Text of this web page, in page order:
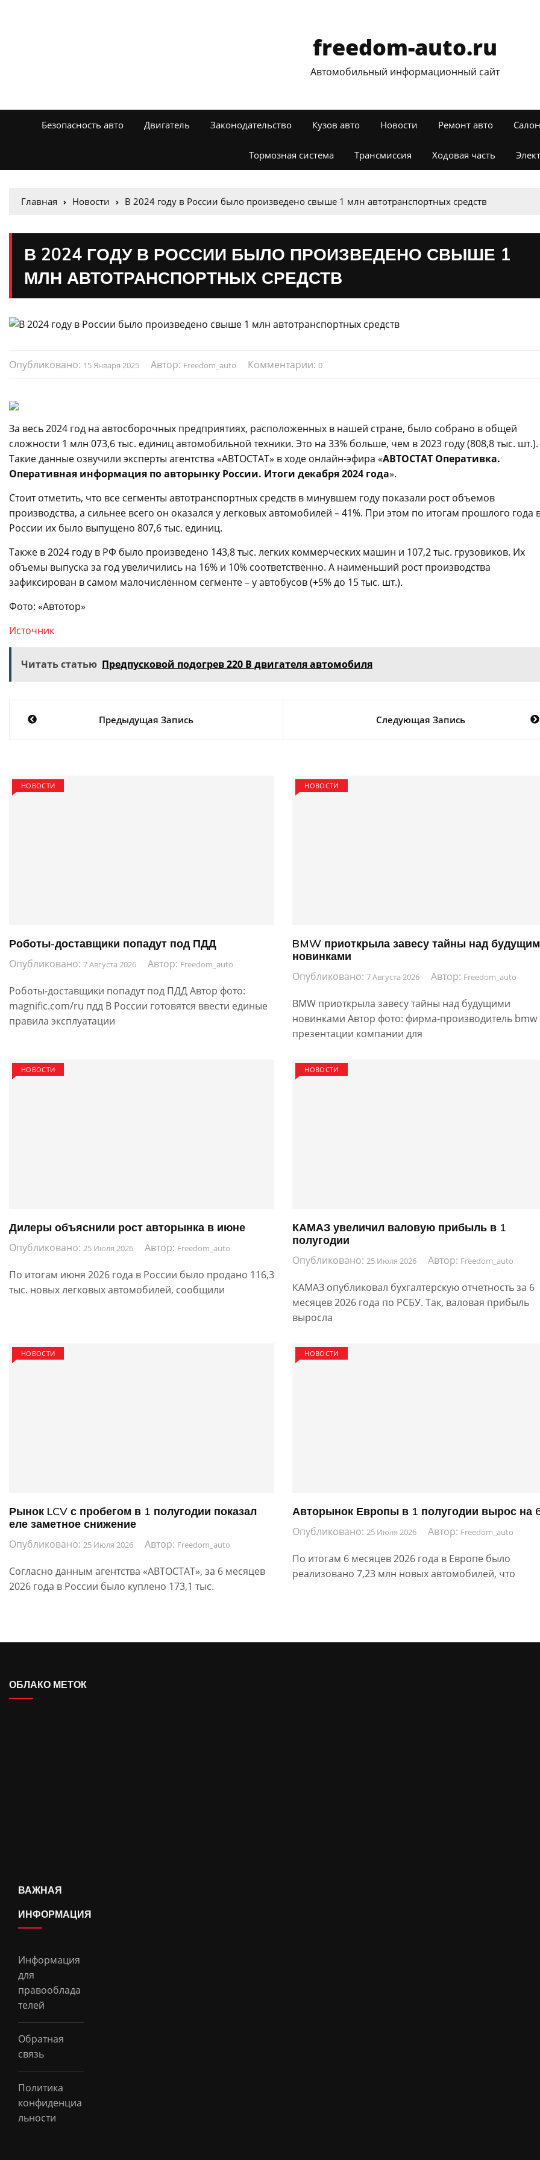
freedom-auto.ru
Автомобильный информационный сайт
Безопасность авто Двигатель Законодательство Кузов авто Новости Ремонт авто
Тормозная система Трансмиссия Ходовая часть
Главная Новости В 2024 году в России было произведено свыше 1 млн автотранспортных средств
В 2024 ГОДУ В РОССИИ БЫЛО ПРОИЗВЕДЕНО СВЫШЕ 1
МЛН АВТОТРАНСПОРТНЫХ СРЕДСТВ
Опубликовано: 15 Января 2025 Автор: Freedom_auto Комментарии: 0
За весь 2024 год на автосборочных предприятиях, расположенных в нашей стране, было собрано в общей
сложности 1 млн 073,6 тыс. единиц автомобильной техники. Это на 33% больше, чем в 2023 году (808,8 тыс. шт.).
Такие данные озвучили эксперты агентства «АВТОСТАТ» в ходе онлайн-эфира «АВТОСТАТ Оперативка.
Оперативная информация по авторынку России. Итоги декабря 2024 года».
Стоит отметить, что все сегменты автотранспортных средств в минувшем году показали рост объемов
производства, а сильнее всего он оказался у легковых автомобилей – 41%. При этом по итогам прошлого года
России их было выпущено 807,6 тыс. единиц.
Также в 2024 году в РФ было произведено 143,8 тыс. легких коммерческих машин и 107,2 тыс. грузовиков. Их
объемы выпуска за год увеличились на 16% и 10% соответственно. А наименьший рост производства
зафиксирован в самом малочисленном сегменте – у автобусов (+5% до 15 тыс. шт.).
Фото: «Автотор»
Источник
Читать статью Предпусковой подогрев 220 В двигателя автомобиля
НавигацияПредыдущая Запись Следующая Запись
НОВОСТИ
Роботы-доставщики попадут под ПДД
Опубликовано: 7 Августа 2026 Автор: Freedom_auto
Роботы-доставщики попадут под ПДД Автор фото:
magnific.com/ru пдд В России готовятся ввести единые
правила эксплуатации
НОВОСТИ
BMW приоткрыла завесу тайны над
новинками
Опубликовано:7 Августа 2026 Автор: Freedom_auto
BMW приоткрыла завесу тайны над будущими
новинками Автор фото: фирма-производитель
презентации компании для
НОВОСТИ
Дилеры объяснили рост авторынка в июне
Опубликовано: 25 Июля 2026 Автор: Freedom_auto
По итогам июня 2026 года в России было продано 116,3
тыс. новых легковых автомобилей, сообщили
НОВОСТИ
КАМАЗ увеличил валовую прибыль в 1
полугодии
Опубликовано:25 Июля 2026 Автор: Freedom_auto
КАМАЗ опубликовал бухгалтерскую отчетность за 6
месяцев 2026 года по РСБУ. Так, валовая прибыль
выросла
НОВОСТИ
Рынок LCV с пробегом в 1 полугодии показал
еле заметное снижение
Опубликовано: 25 Июля 2026 Автор: Freedom_auto
Согласно данным агентства «АВТОСТАТ», за 6 месяцев
2026 года в России было куплено 173,1 тыс.
НОВОСТИ
Авторынок Европы в 1 полугодии вырос на
Опубликовано:25 Июля 2026 Автор: Freedom_auto
По итогам 6 месяцев 2026 года в Европе было
реализовано 7,23 млн новых автомобилей, что
ОБЛАКО МЕТОК
ВАЖНАЯ
ИНФОРМАЦИЯ
Информация
для
правооблада
телей
Обратная
связь
Политика
конфиденциа
льности